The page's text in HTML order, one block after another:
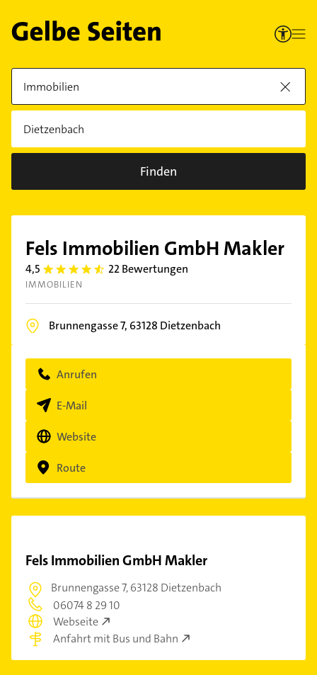
Finden
Fels Immobilien GmbH Makler
4,5 4.5 22 Bewertungen
IMMOBILIEN
Brunnengasse 7, 63128 Dietzenbach
Anrufen
E-Mail
Website
Route
Fels Immobilien GmbH Makler
Brunnengasse 7,63128 Dietzenbach
06074 8 29 10
Webseite
Anfahrt mit Bus und Bahn